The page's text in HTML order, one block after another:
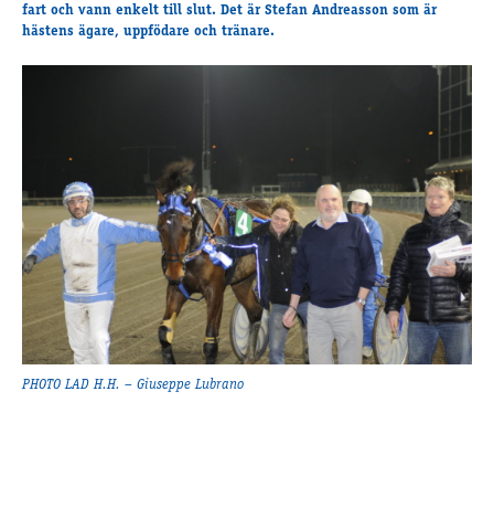
Månadens hästägare 2026
Månadens B-tränare 2026
Euro Classic Trot
Supertorsdag för företag
Supertorsdag
Ponnytravtävlingar
Ridsport
fart och vann enkelt till slut. Det är Stefan Andreasson som är
hästens ägare, uppfödare och tränare.
PHOTO LAD H.H. – Giuseppe Lubrano